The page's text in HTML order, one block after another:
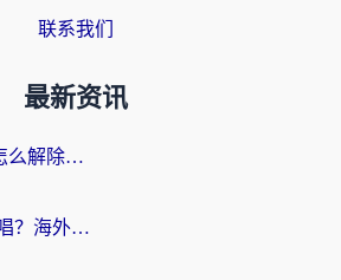
联系我们
最新资讯
优酷手机app地域限制怎么解除？海外党亲测有效的追剧方案
全民K歌国外如何听原唱？海外党亲测有效的回国加速器选择指南